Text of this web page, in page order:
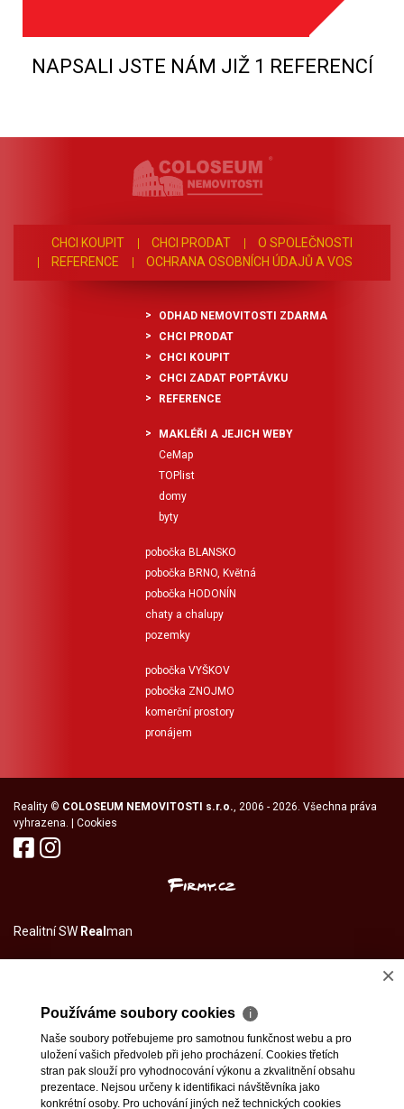
NAPSALI JSTE NÁM JIŽ 1 REFERENCÍ
CHCI KOUPIT CHCI PRODAT
O SPOLEČNOSTI
REFERENCE
OCHRANA OSOBNÍCH ÚDAJŮ A VOS
ODHAD NEMOVITOSTI ZDARMA
CHCI PRODAT
CHCI KOUPIT
CHCI ZADAT POPTÁVKU
REFERENCE
MAKLÉŘI A JEJICH WEBY
CeMap
TOPlist
domy
byty
pobočka BLANSKO
pobočka BRNO, Květná
pobočka HODONÍN
chaty a chalupy
pozemky
pobočka VYŠKOV
pobočka ZNOJMO
komerční prostory
pronájem
Reality © COLOSEUM NEMOVITOSTI s.r.o., 2006 - 2026. Všechna práva
vyhrazena. | Cookies
Realitní SW Real man
×
Používáme soubory cookies ℹ
Naše soubory potřebujeme pro samotnou funkčnost webu a pro
uložení vašich předvoleb při jeho procházení. Cookies třetích
stran pak slouží pro vyhodnocování výkonu a zkvalitnění obsahu
prezentace. Nejsou určeny k identifikaci návštěvníka jako
konkrétní osoby. Pro uchování jiných než technických cookies